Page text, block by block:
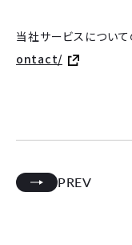
当社サービスについて
ontact/
PREV